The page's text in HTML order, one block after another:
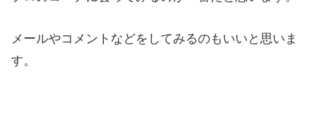
メールやコメントなどをしてみるのもいいと思いま
す。